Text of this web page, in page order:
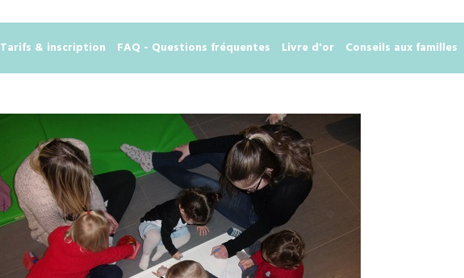
Tarifs & inscription FAQ - Questions fréquentes Livre d'or Conseils aux familles